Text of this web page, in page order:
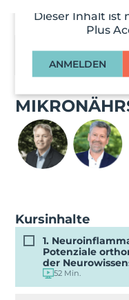
Dieser Inhalt ist
Plus
ANMELDEN
Kursinhalte
1.
Potenziale
der
52 Min.